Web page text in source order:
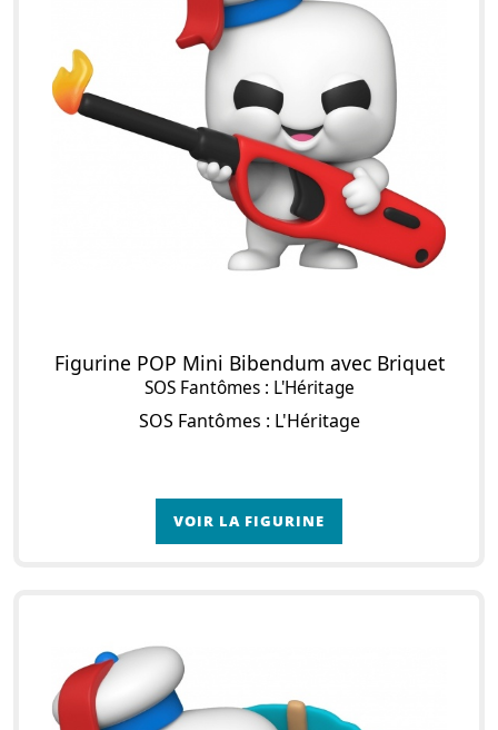
Figurine POP Mini Bibendum avec Briquet
SOS Fantômes : L'Héritage
SOS Fantômes : L'Héritage
VOIR LA FIGURINE